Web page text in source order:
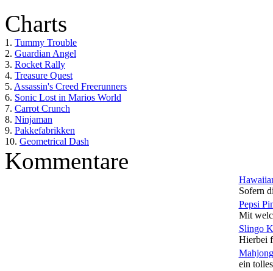
Charts
1. Tummy Trouble
2. Guardian Angel
3. Rocket Rally
4. Treasure Quest
5. Assassin's Creed Freerunners
6. Sonic Lost in Marios World
7. Carrot Crunch
8. Ninjaman
9. Pakkefabrikken
10. Geometrical Dash
Kommentare
Sofern
Pepsi
Mit
Slingo
Hierbei
ein